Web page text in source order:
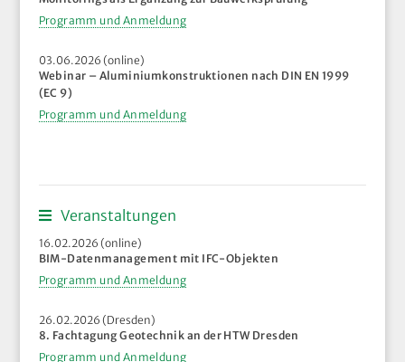
Programm und Anmeldung
03.06.2026 (online)
Webinar – Aluminiumkonstruktionen nach DIN EN 1999
(EC 9)
Programm und Anmeldung
Veranstaltungen
16.02.2026 (online)
BIM-Datenmanagement mit IFC-Objekten
Programm und Anmeldung
26.02.2026 (Dresden)
8. Fachtagung Geotechnik an der HTW Dresden
Programm und Anmeldung